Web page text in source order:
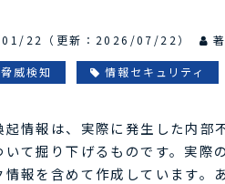
22 （更新： 2026/07/22 ）
威検知 情報セキュリティ
起情報は、実際に発生した内部
いて掘り下げるものです。実際
情報を含めて作成しています。